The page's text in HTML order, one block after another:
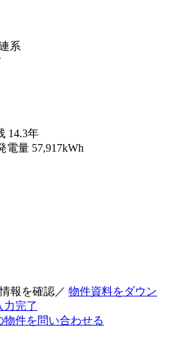
系
14.3年
電量 57,917kWh
報を確認／ 物件資料をダウン
力完了
物件を問い合わせる